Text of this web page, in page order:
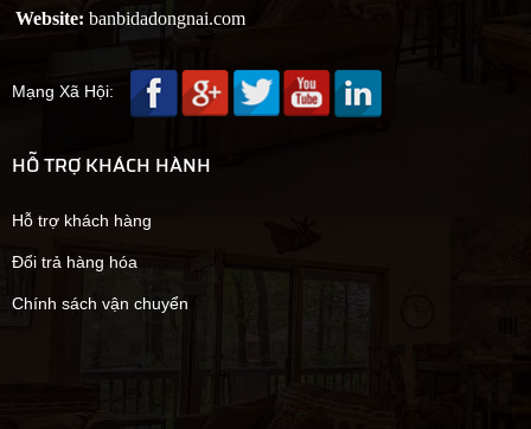
Website: banbidadongnai.com
Mạng Xã Hội:
HỖ TRỢ KHÁCH HÀNH
Hỗ trợ khách hàng
Đổi trả hàng hóa
Chính sách vận chuyển